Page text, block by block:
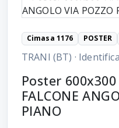
Cimasa 1176 POSTER
TRANI (BT) ·
Poster 600x300
FALCONE
PIANO